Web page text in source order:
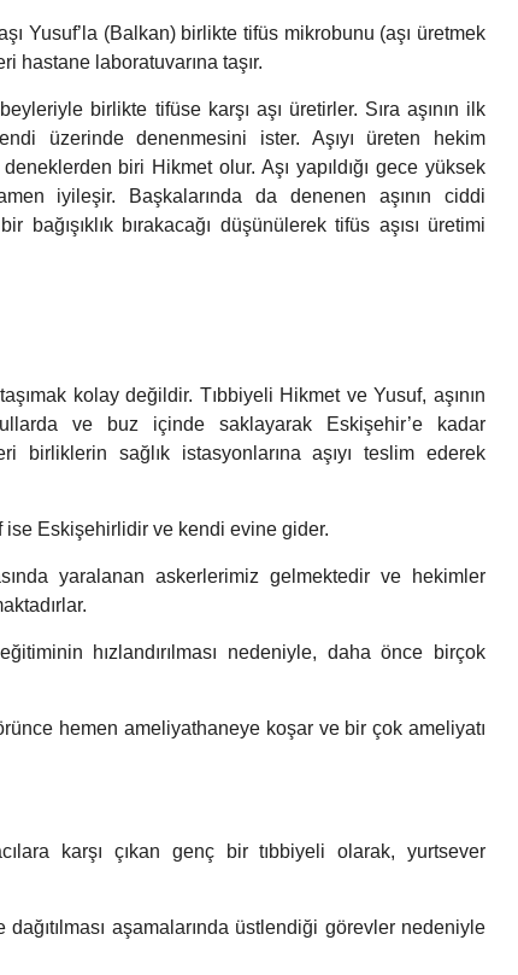
Yusuf’la (Balkan) birlikte tifüs mikrobunu (aşı üretmek
hastane laboratuvarına taşır.
birlikte tifüse karşı aşı üretirler. Sıra aşının ilk
üzerinde denenmesini ister. Aşıyı üreten hekim
biri Hikmet olur. Aşı yapıldığı gece yüksek
iyileşir. Başkalarında da denenen aşının ciddi
bağışıklık bırakacağı düşünülerek tifüs aşısı üretimi
kolay değildir. Tıbbiyeli Hikmet ve Yusuf, aşının
ve buz içinde saklayarak Eskişehir’e kadar
birliklerin sağlık istasyonlarına aşıyı teslim ederek
ise Eskişehirlidir ve kendi evine gider.
yaralanan askerlerimiz gelmektedir ve hekimler
hızlandırılması nedeniyle, daha önce birçok
hemen ameliyathaneye koşar ve bir çok ameliyatı
karşı çıkan genç bir tıbbiyeli olarak, yurtsever
aşamalarında üstlendiği görevler nedeniyle